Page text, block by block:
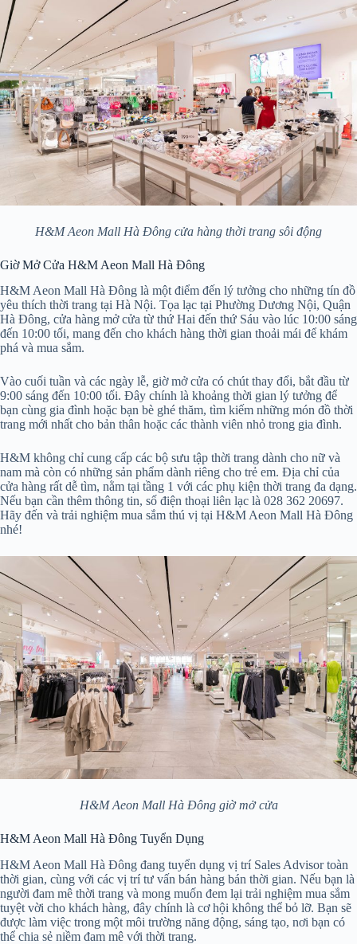
H&M Aeon Mall Hà Đông cửa hàng thời trang sôi động
Giờ Mở Cửa H&M Aeon Mall Hà Đông
H&M Aeon Mall Hà Đông là một điểm đến lý tưởng cho những tín đồ
yêu thích thời trang tại Hà Nội. Tọa lạc tại Phường Dương Nội, Quận
Hà Đông, cửa hàng mở cửa từ thứ Hai đến thứ Sáu vào lúc 10:00 sáng
đến 10:00 tối, mang đến cho khách hàng thời gian thoải mái để khám
phá và mua sắm.
Vào cuối tuần và các ngày lễ, giờ mở cửa có chút thay đổi, bắt đầu từ
9:00 sáng đến 10:00 tối. Đây chính là khoảng thời gian lý tưởng để
bạn cùng gia đình hoặc bạn bè ghé thăm, tìm kiếm những món đồ thời
trang mới nhất cho bản thân hoặc các thành viên nhỏ trong gia đình.
H&M không chỉ cung cấp các bộ sưu tập thời trang dành cho nữ và
nam mà còn có những sản phẩm dành riêng cho trẻ em. Địa chỉ của
cửa hàng rất dễ tìm, nằm tại tầng 1 với các phụ kiện thời trang đa dạng.
Nếu bạn cần thêm thông tin, số điện thoại liên lạc là 028 362 20697.
Hãy đến và trải nghiệm mua sắm thú vị tại H&M Aeon Mall Hà Đông
nhé!
H&M Aeon Mall Hà Đông giờ mở cửa
H&M Aeon Mall Hà Đông Tuyển Dụng
H&M Aeon Mall Hà Đông đang tuyển dụng vị trí Sales Advisor toàn
thời gian, cùng với các vị trí tư vấn bán hàng bán thời gian. Nếu bạn là
người đam mê thời trang và mong muốn đem lại trải nghiệm mua sắm
tuyệt vời cho khách hàng, đây chính là cơ hội không thể bỏ lỡ. Bạn sẽ
được làm việc trong một môi trường năng động, sáng tạo, nơi bạn có
thể chia sẻ niềm đam mê với thời trang.